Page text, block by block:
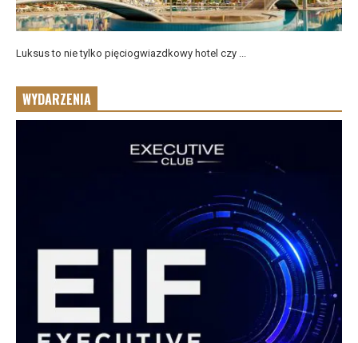
Luksus to nie tylko pięciogwiazdkowy hotel czy ...
WYDARZENIA